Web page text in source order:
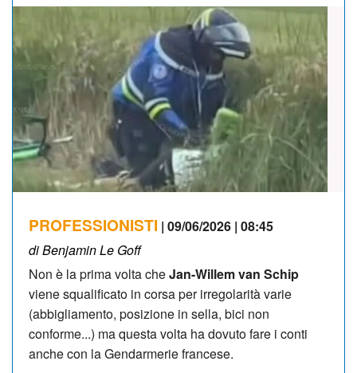
NEWSLETTER
PROFESSIONISTI | 09/06/2026 | 08:45
di Benjamin Le Goff
Non è la prima volta cheJan-Willem van Schip
viene squalificato in corsa per irregolarità varie
(abbigliamento, posizione in sella, bici non
conforme...) ma questa volta ha dovuto fare i conti
anche con la Gendarmerie francese.